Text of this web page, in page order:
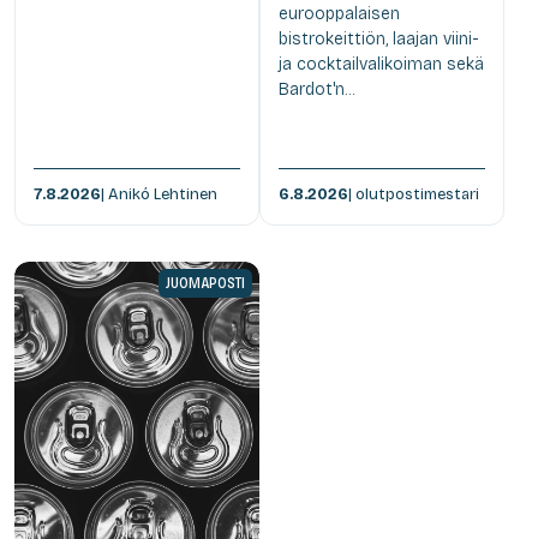
7.8.2026| Anikó Lehtinen
eurooppalaisen
bistrokeittiön, laajan viini-
ja cocktailvalikoiman sekä
Bardot'n...
6.8.2026| olutpostimestari
JUOMAPOSTI